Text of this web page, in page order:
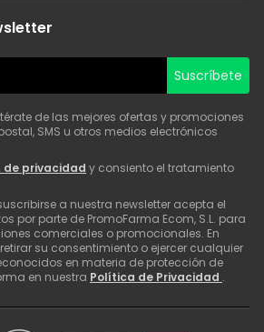
Suscríbete
de las mejores ofertas y promociones
SMS u otros medios electrónicos
privacidad y consiento el tratamiento
a nuestra newsletter acepta el
por parte de PromoFarma Ecom, S.L. para
comerciales o promocionales. En
su consentimiento o ejercer cualquier
en materia de protección de
en nuestra Política de Privacidad .